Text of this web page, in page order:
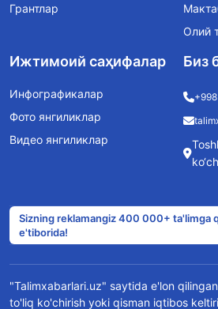
Грантлар
Олий
Ижтимоий саҳифалар
Инфографикалар
Фото янгиликлар
Видео янгиликлар
Биз
Sizning reklamangiz 400 000+ ta'limga
e'tiborida!
"Talimxabarlari.uz" saytida e'lon
to'liq ko'chirish yoki qisman iqtibos